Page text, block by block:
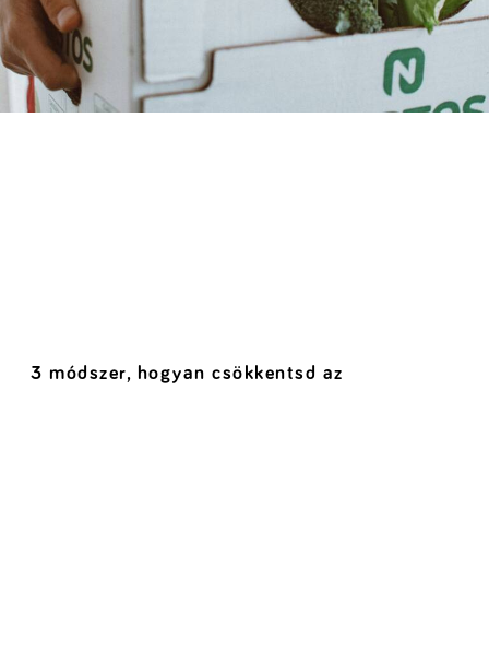
3 módszer, hogyan csökkentsd az